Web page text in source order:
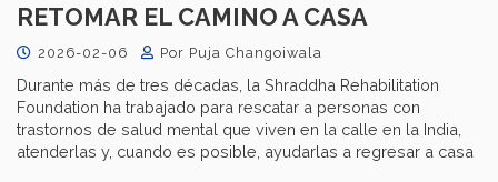
RETOMAR EL CAMINO A CASA
2026-02-06 Por Puja Changoiwala
Durante más de tres décadas, la Shraddha Rehabilitation
Foundation ha trabajado para rescatar a personas con
trastornos de salud mental que viven en la calle en la India,
atenderlas y, cuando es posible, ayudarlas a regresar a casa